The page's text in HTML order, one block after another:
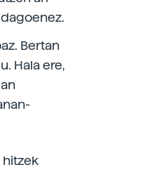
Bertan
Hala ere,
hitzek